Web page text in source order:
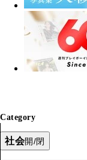
Category
社会開/閉